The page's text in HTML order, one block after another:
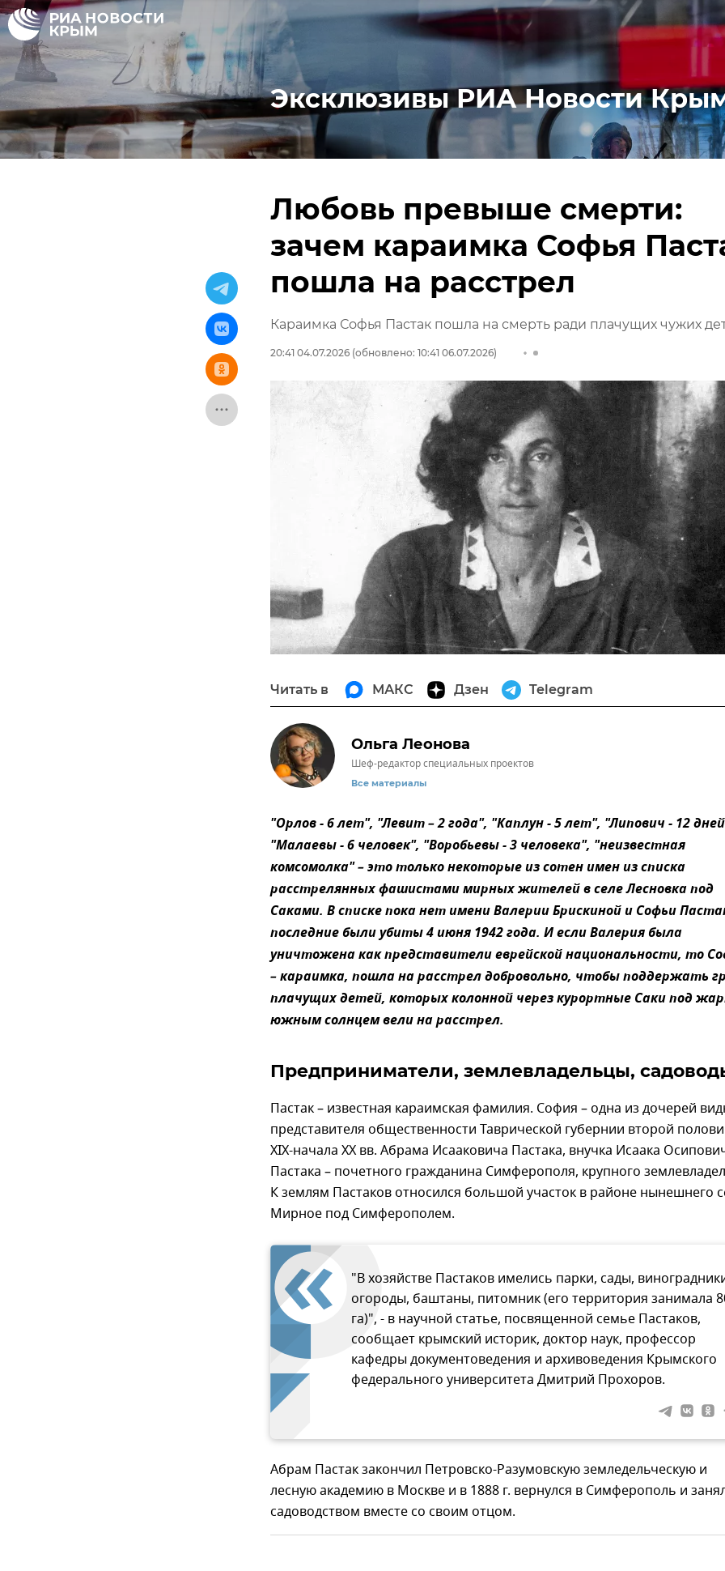
Эксклюзивы РИА Новости
Любовь превыше смерти:
зачем караимка Софья
пошла на расстрел
Караимка Софья Пастак пошла на смерть ради плачущих чужих
20:41 04.07.2026 (обновлено: 10:41 06.07.2026)
Читать в МАКС Дзен Telegram
Ольга Леонова
Шеф-редактор специальных проектов
Все материалы
"Орлов - 6 лет", "Левит – 2 года", "Каплун - 5 лет", "Липович - 12
"Малаевы - 6 человек", "Воробьевы - 3 человека", "неизвестная
комсомолка" – это только некоторые из сотен имен из списка
расстрелянных фашистами мирных жителей в селе Лесновка под
Саками. В списке пока нет имени Валерии Брискиной и Софьи
последние были убиты 4 июня 1942 года. И если Валерия была
уничтожена как представители еврейской национальности, то
– караимка, пошла на расстрел добровольно, чтобы поддержать
плачущих детей, которых колонной через курортные Саки под
южным солнцем вели на расстрел.
Предприниматели, землевладельцы,
Пастак – известная караимская фамилия. София – одна из дочерей
представителя общественности Таврической губернии второй
XIX-начала XX вв. Абрама Исааковича Пастака, внучка Исаака
Пастака – почетного гражданина Симферополя, крупного
К землям Пастаков относился большой участок в районе нынешнего
Мирное под Симферополем.
"В хозяйстве Пастаков имелись парки, сады,
огороды, баштаны, питомник (его территория занимала
га)", - в научной статье, посвященной семье Пастаков,
сообщает крымский историк, доктор наук, профессор
кафедры документоведения и архивоведения Крымского
федерального университета Дмитрий Прохоров.
Абрам Пастак закончил Петровско-Разумовскую земледельческую и
лесную академию в Москве и в 1888 г. вернулся в Симферополь и
садоводством вместе со своим отцом.